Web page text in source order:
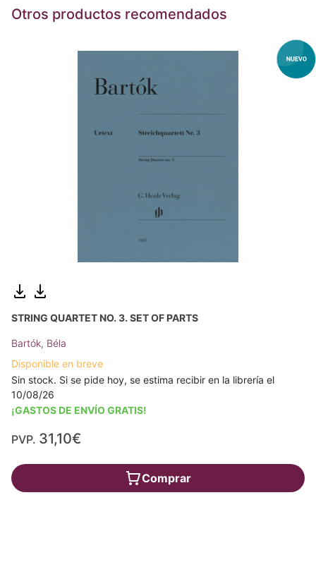
Otros productos recomendados
STRING QUARTET NO. 3. SET OF PARTS
Bartók, Béla
Disponible en breve
Sin stock. Si se pide hoy, se estima recibir en la librería el
10/08/26
¡GASTOS DE ENVÍO GRATIS!
PVP. 31,10€
Comprar